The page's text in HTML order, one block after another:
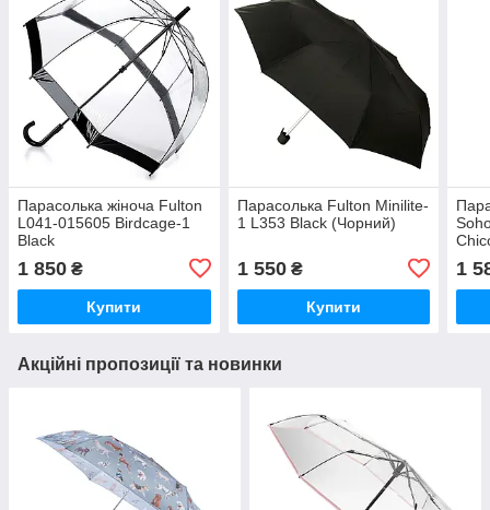
Парасолька жіноча Fulton
L041-015605 Birdcage-1
Black
1 850 ₴
Купити
Парасолька Fulton Minilite-
1 L353 Black (Чорний)
1 550₴
Купити
1
Акційні пропозиції та новинки